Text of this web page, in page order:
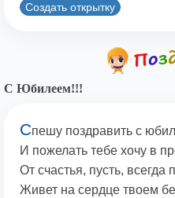
Создать открытку
С Юбилеем!!!
Спешу поздравить с
И пожелать тебе хочу в
От счастья, пусть, всегда
Живет на сердце твоем